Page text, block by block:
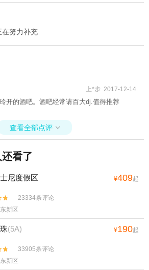
在努力补充
上*步 2017-12-14
开的酒吧。酒吧经常请百大dj.值得推荐
查看全部点评 
看了
士尼度假区 ¥409起
23334条评论
东新区
(5A) ¥190起
33905条评论
东新区